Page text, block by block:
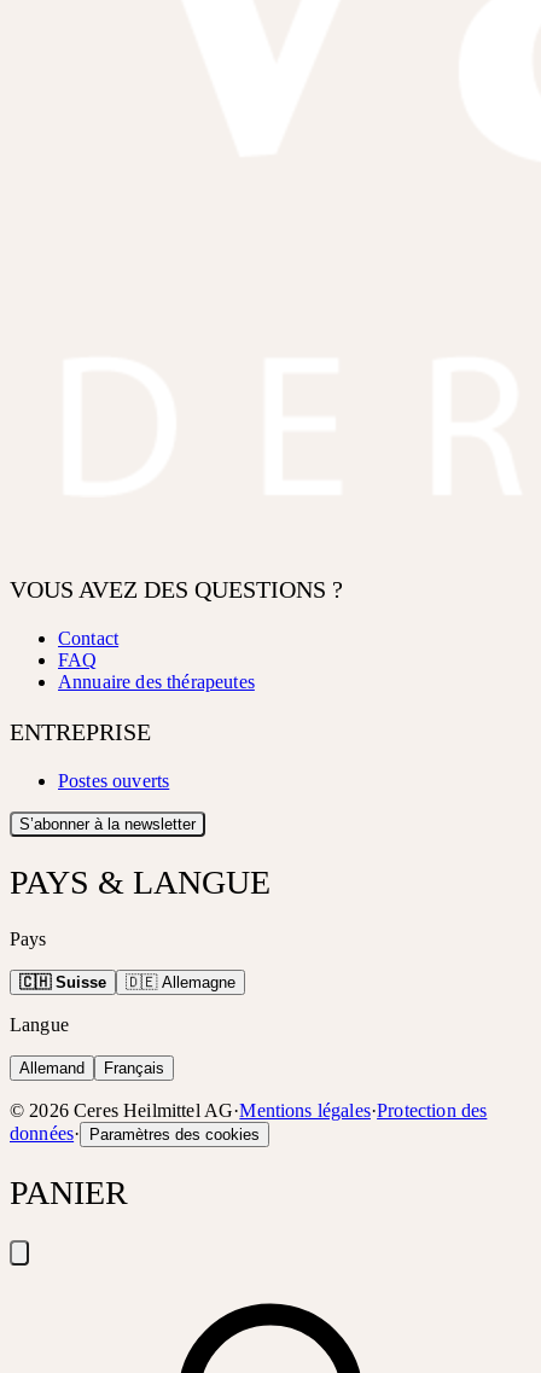
VOUS AVEZ DES QUESTIONS ?
Contact
FAQ
Annuaire des thérapeutes
ENTREPRISE
Postes ouverts
S’abonner à la newsletter
PAYS & LANGUE
Pays
🇨🇭 Suisse 🇩🇪 Allemagne
Langue
Allemand Français
© 2026 Ceres Heilmittel AG·Mentions légales·Protection des
données· Paramètres des cookies
PANIER